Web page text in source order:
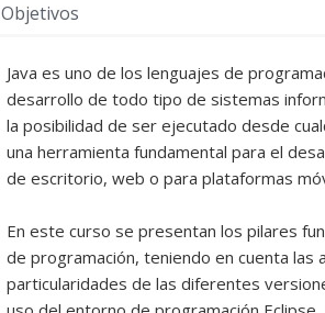
Objetivos
Java es uno de los lenguajes de
desarrollo de todo tipo de sistemas
la posibilidad de ser ejecutado desde
una herramienta fundamental para el
de escritorio, web o para plataformas
En este curso se presentan los pilares
de programación, teniendo en cuenta las
particularidades de las diferentes